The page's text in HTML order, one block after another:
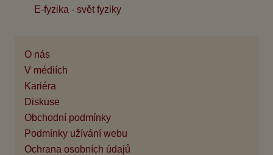
E-fyzika - svět fyziky
O nás
V médiích
Kariéra
Diskuse
Obchodní podmínky
Podmínky užívání webu
Ochrana osobních údajů